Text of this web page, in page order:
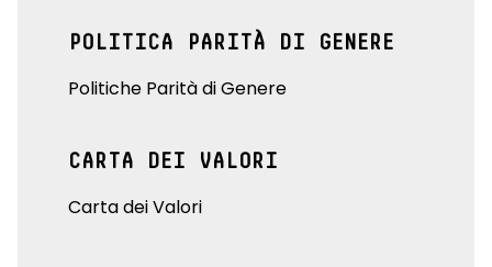
POLITICA PARITÀ DI GENERE
Politiche Parità di Genere
CARTA DEI VALORI
Carta dei Valori